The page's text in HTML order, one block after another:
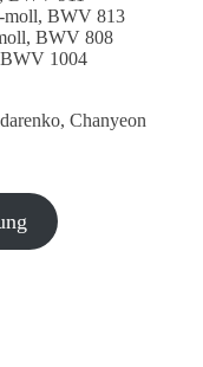
moll, BWV 813
BWV 808
1004
Chanyeon